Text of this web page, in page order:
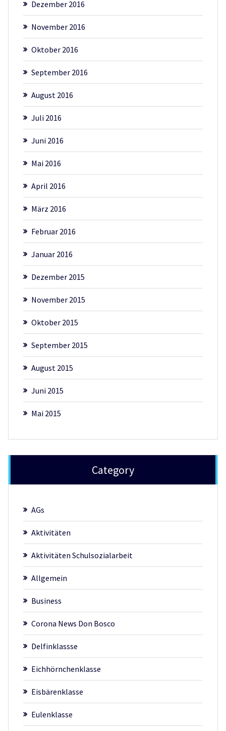
Dezember 2016
November 2016
Oktober 2016
September 2016
August 2016
Juli 2016
Juni 2016
Mai 2016
April 2016
März 2016
Februar 2016
Januar 2016
Dezember 2015
November 2015
Oktober 2015
September 2015
August 2015
Juni 2015
Mai 2015
Category
AGs
Aktivitäten
Aktivitäten Schulsozialarbeit
Allgemein
Business
Corona News Don Bosco
Delfinklassse
Eichhörnchenklasse
Eisbärenklasse
Eulenklasse